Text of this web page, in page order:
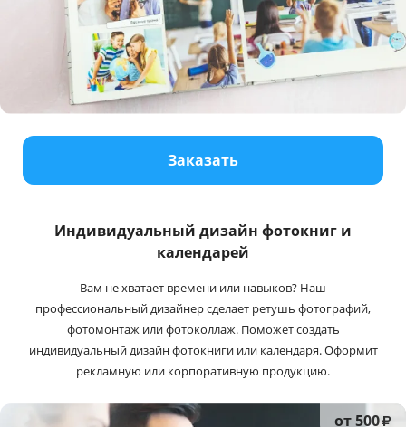
Багетная мастерская
Полиграфия
Услуги и сервис
Заказать
Индивидуальный дизайн фотокниг и
календарей
Вам не хватает времени или навыков? Наш
профессиональный дизайнер сделает ретушь фотографий,
фотомонтаж или фотоколлаж. Поможет создать
индивидуальный дизайн фотокниги или календаря. Оформит
рекламную или корпоративную продукцию.
от 500₽